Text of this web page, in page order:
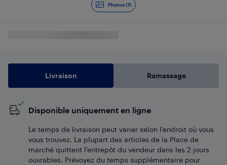
Photos (7)
Livraison Ramassage
Disponible uniquement en ligne
Le temps de livraison peut varier selon l'endroit où vous
vous trouvez. La plupart des articles de la Place de
marché quittent l’entrepôt du vendeur dans les 2 jours
ouvrables. Prévoyez du temps supplémentaire pour